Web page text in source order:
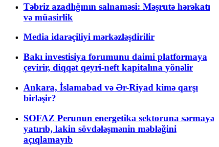
Təbriz azadlığının salnaməsi: Məşrutə hərəkatı
və müasirlik
Media idarəçiliyi mərkəzləşdirilir
Bakı investisiya forumunu daimi platformaya
çevirir, diqqət qeyri-neft kapitalına yönəlir
Ankara, İslamabad və Ər-Riyad kimə qarşı
birləşir?
SOFAZ Perunun energetika sektoruna sərmayə
yatırıb, lakin sövdələşmənin məbləğini
açıqlamayıb